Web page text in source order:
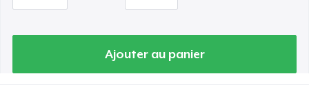
Ajouter au panier